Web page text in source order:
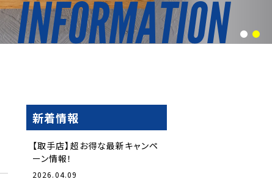
1 2
新着情報
【取手店】超お得な最新キャンペ
ーン情報！
2026.04.09